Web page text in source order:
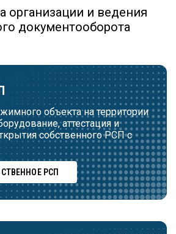
организации и ведения
документооборота
объекта на территории
аттестация и
собственного РСП с
РСП